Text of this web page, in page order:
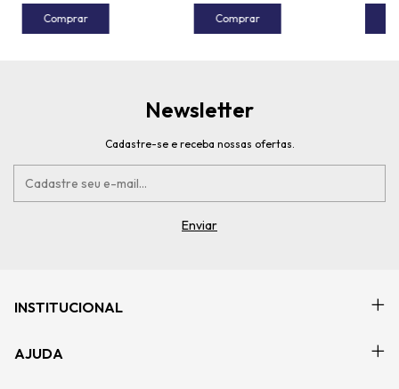
Comprar Comprar
Newsletter
Cadastre-se e receba nossas ofertas.
INSTITUCIONAL
AJUDA